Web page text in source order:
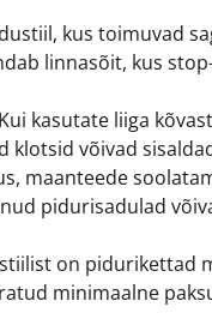
kus toimuvad
linnasõit, kus
Kui kasutate liiga
klotsid võivad
maanteede
pidurisadulad
on pidurikettad
minimaalne